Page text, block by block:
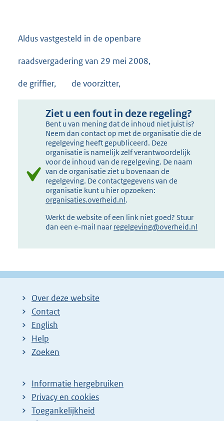
Aldus vastgesteld in de openbare
raadsvergadering van 29 mei 2008,
de griffier, de voorzitter,
Ziet u een fout in deze regeling?
Bent u van mening dat de inhoud niet juist is?
Neem dan contact op met de organisatie die de
regelgeving heeft gepubliceerd. Deze
organisatie is namelijk zelf verantwoordelijk
voor de inhoud van de regelgeving. De naam
van de organisatie ziet u bovenaan de
regelgeving. De contactgegevens van de
organisatie kunt u hier opzoeken:
organisaties.overheid.nl.
Werkt de website of een link niet goed? Stuur
dan een e-mail naar regelgeving@overheid.nl
Over deze website
Contact
English
Help
Zoeken
Informatie hergebruiken
Privacy en cookies
Toegankelijkheid